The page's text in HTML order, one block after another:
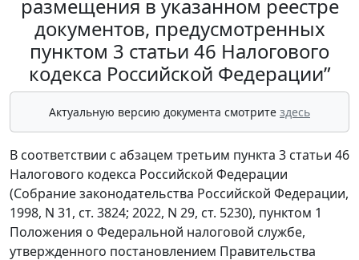
размещения в указанном реестре
документов, предусмотренных
пунктом 3 статьи 46 Налогового
кодекса Российской Федерации”
Актуальную версию документа смотрите здесь
В соответствии с абзацем третьим пункта 3 статьи 46
Налогового кодекса Российской Федерации
(Собрание законодательства Российской Федерации,
1998, N 31, ст. 3824; 2022, N 29, ст. 5230), пунктом 1
Положения о Федеральной налоговой службе,
утвержденного постановлением Правительства